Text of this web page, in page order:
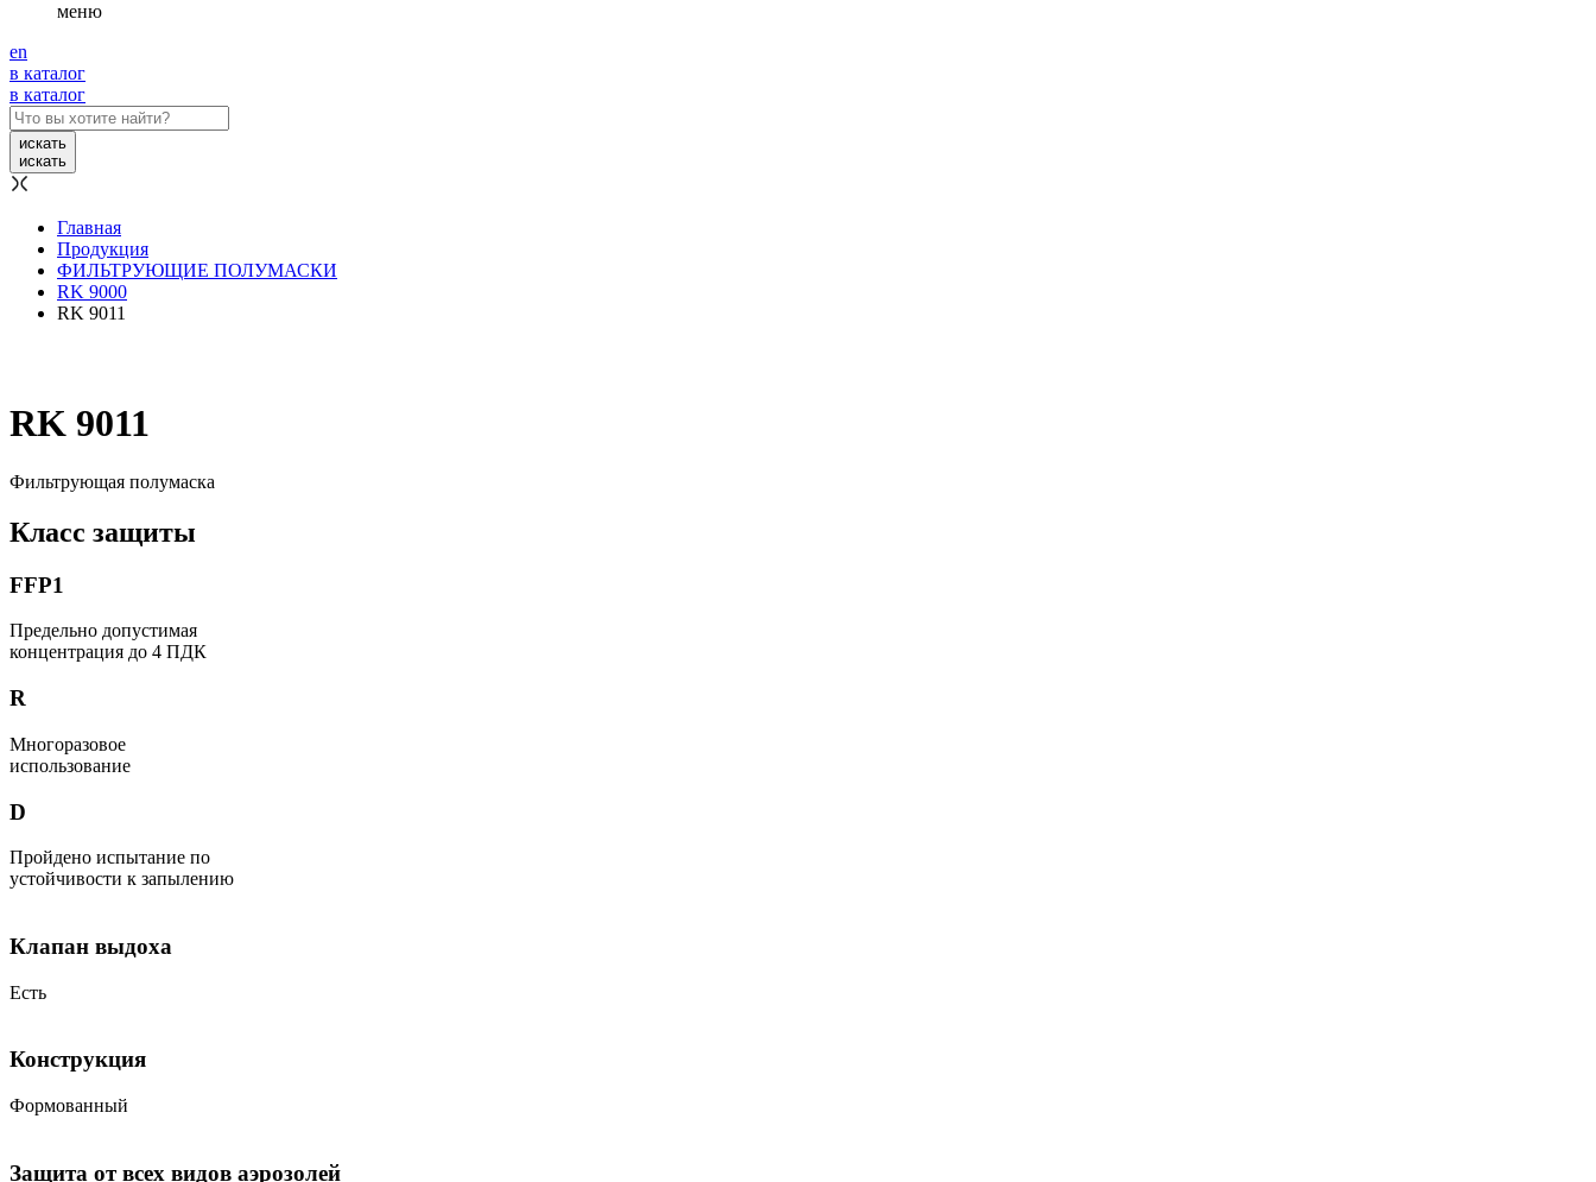
меню
en
в каталог
в каталог
искать
искать
Главная
Продукция
ФИЛЬТРУЮЩИЕ ПОЛУМАСКИ
RK 9000
RK 9011
RK 9011
Фильтрующая полумаска
Класс защиты
FFP1
Предельно допустимая
концентрация до 4 ПДК
R
Многоразовое
использование
D
Пройдено испытание по
устойчивости к запылению
Клапан выдоха
Есть
Конструкция
Формованный
Защита от всех видов аэрозолей